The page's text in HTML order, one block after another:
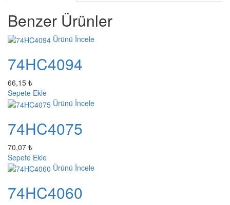
Benzer Ürünler
Ürünü İncele
74HC4094
66,15 ₺
Sepete Ekle
Ürünü İncele
74HC4075
70,07 ₺
Sepete Ekle
Ürünü İncele
74HC4060